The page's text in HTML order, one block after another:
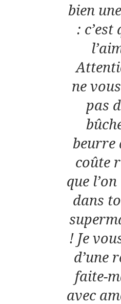
bien
: c’est
ne
pas
beurre
coûte
que
dans
! Je
d’une
faite-
avec